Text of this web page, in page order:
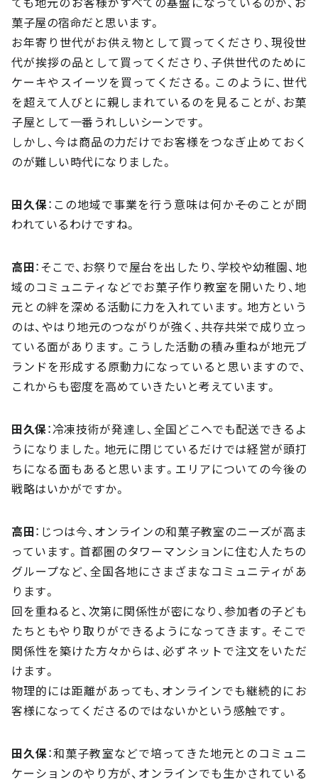
菓子屋の宿命だと思います。
お年寄り世代がお供え物として買ってくださり、現役世
代が挨拶の品として買ってくださり、子供世代のために
ケーキやスイーツを買ってくださる。このように、世代
を超えて人びとに親しまれているのを見ることが、お菓
子屋として一番うれしいシーンです。
しかし、今は商品の力だけでお客様をつなぎ止めておく
のが難しい時代になりました。
田久保：この地域で事業を行う意味は何か――そのことが問
われているわけですね。
高田：そこで、お祭りで屋台を出したり、学校や幼稚園、地
域のコミュニティなどでお菓子作り教室を開いたり、地
元との絆を深める活動に力を入れています。地方という
のは、やはり地元のつながりが強く、共存共栄で成り立っ
ている面があります。こうした活動の積み重ねが地元ブ
ランドを形成する原動力になっていると思いますので、
これからも密度を高めていきたいと考えています。
田久保：冷凍技術が発達し、全国どこへでも配送できるよ
うになりました。地元に閉じているだけでは経営が頭打
ちになる面もあると思います。エリアについての今後の
戦略はいかがですか。
高田：じつは今、オンラインの和菓子教室のニーズが高ま
っています。首都圏のタワーマンションに住む人たちの
グループなど、全国各地にさまざまなコミュニティがあ
ります。
回を重ねると、次第に関係性が密になり、参加者の子ども
たちともやり取りができるようになってきます。そこで
関係性を築けた方々からは、必ずネットで注文をいただ
けます。
物理的には距離があっても、オンラインでも継続的にお
客様になってくださるのではないかという感触です。
田久保：和菓子教室などで培ってきた地元とのコミュニ
ケーションのやり方が、オンラインでも生かされている